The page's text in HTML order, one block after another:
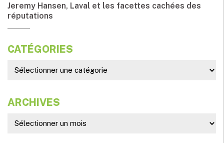
Jeremy Hansen, Laval et les facettes cachées des
réputations
CATÉGORIES
ARCHIVES